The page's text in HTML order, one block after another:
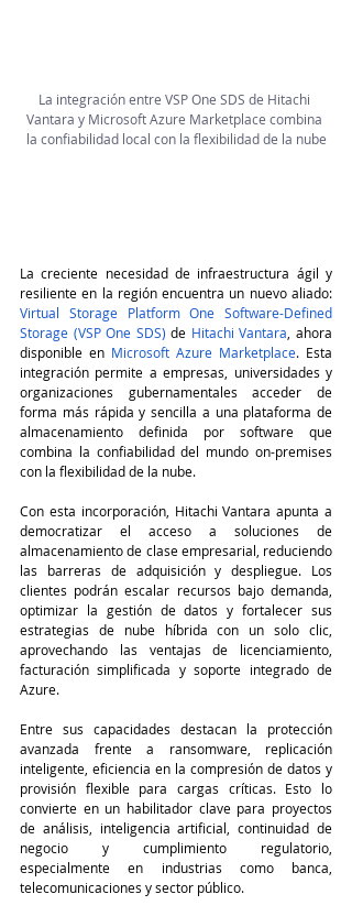
La integración entre VSP One SDS de Hitachi
Vantara y Microsoft Azure Marketplace combina
la confiabilidad local con la flexibilidad de la nube
La creciente necesidad de infraestructura ágil y
Virtual Storage Platform One Software-Defined
Storage (VSP One SDS) de Hitachi Vantara , ahora
disponible en Microsoft Azure Marketplace. Esta
integración permite a empresas, universidades y
organizaciones gubernamentales acceder de
forma más rápida y sencilla a una plataforma de
almacenamiento definida por software que
combina la confiabilidad del mundo on-premises
con la flexibilidad de la nube.
Con esta incorporación, Hitachi Vantara apunta a
democratizar el acceso a soluciones de
almacenamiento de clase empresarial, reduciendo
las barreras de adquisición y despliegue. Los
clientes podrán escalar recursos bajo demanda,
optimizar la gestión de datos y fortalecer sus
estrategias de nube híbrida con un solo clic,
aprovechando las ventajas de licenciamiento,
facturación simplificada y soporte integrado de
Azure.
Entre sus capacidades destacan la protección
avanzada frente a ransomware, replicación
inteligente, eficiencia en la compresión de datos y
provisión flexible para cargas críticas. Esto lo
convierte en un habilitador clave para proyectos
de análisis, inteligencia artificial, continuidad de
negocio y cumplimiento regulatorio,
especialmente en industrias como banca,
telecomunicaciones y sector público.